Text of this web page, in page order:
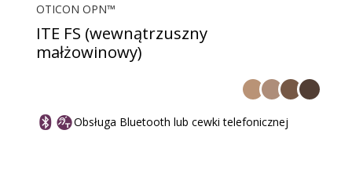
OTICON OPN™
ITE FS (wewnątrzuszny
małżowinowy)
Obsługa Bluetooth lub cewki telefonicznej